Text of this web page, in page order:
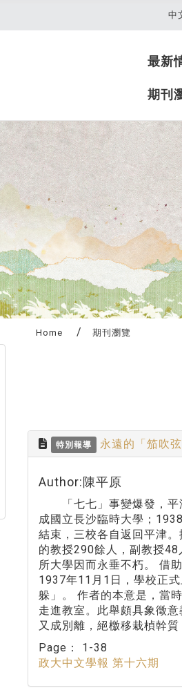
最新
期刊
中
Home 期刊瀏覽
特別報導 永遠的「笳吹
Author:陳平原
「七七」事變爆發，平
成國立長沙臨時大學；
結束，三校各自返回平津
的教授290餘人，副教授
所大學因而永垂不朽。 借
1937年11月1日，學校正
躲」。 作者的本意是，當
走進教室。此舉頗具象徵
又成別離，絕檄移栽楨幹
Page： 1-38
政大中文學報 第十六期